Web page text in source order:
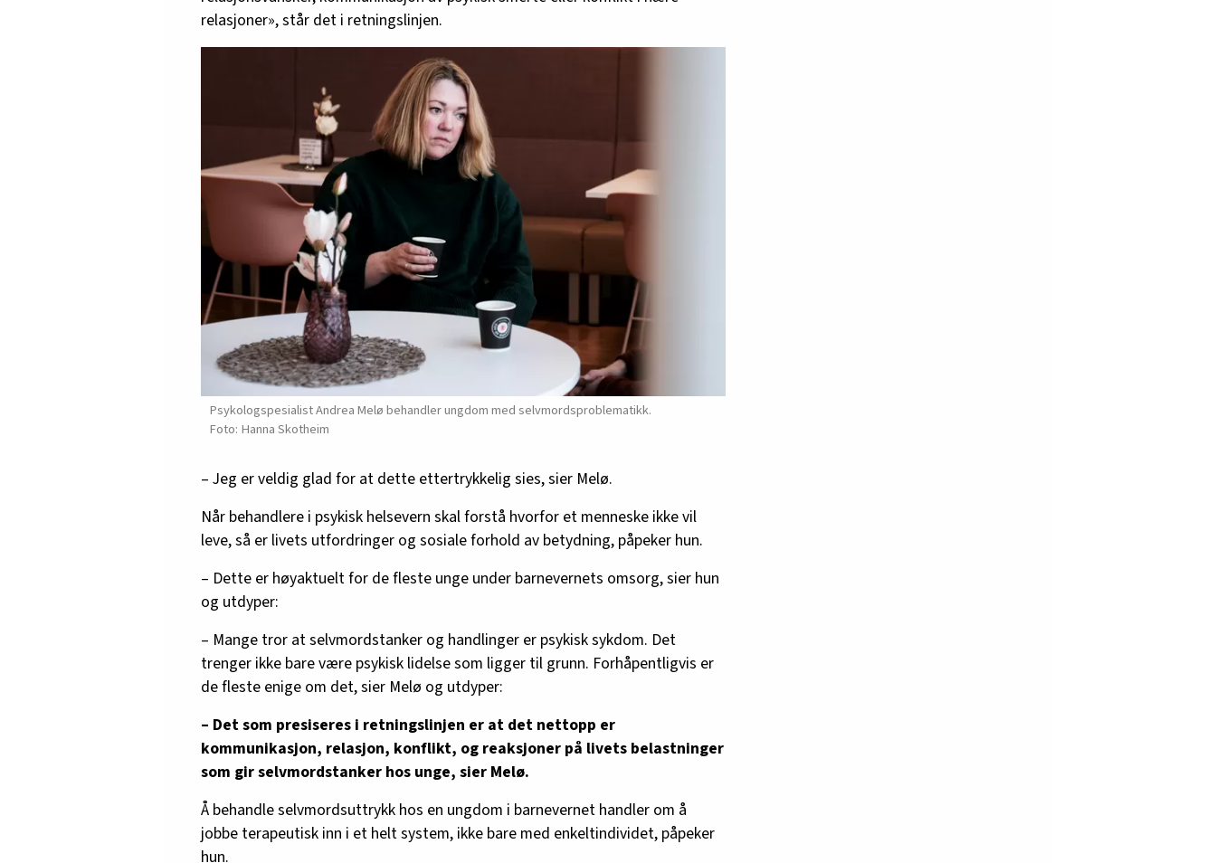
relasjoner», står det i retningslinjen.
Psykologspesialist Andrea Melø behandler ungdom med selvmordsproblematikk.
Hanna Skotheim
– Jeg er veldig glad for at dette ettertrykkelig sies, sier Melø.
Når behandlere i psykisk helsevern skal forstå hvorfor et menneske ikke vil
leve, så er livets utfordringer og sosiale forhold av betydning, påpeker hun.
– Dette er høyaktuelt for de fleste unge under barnevernets omsorg, sier hun
og utdyper:
– Mange tror at selvmordstanker og handlinger er psykisk sykdom. Det
trenger ikke bare være psykisk lidelse som ligger til grunn. Forhåpentligvis er
de fleste enige om det, sier Melø og utdyper:
– Det som presiseres i retningslinjen er at det nettopp er
kommunikasjon, relasjon, konflikt, og reaksjoner på livets belastninger
som gir selvmordstanker hos unge, sier Melø.
Å behandle selvmordsuttrykk hos en ungdom i barnevernet handler om å
jobbe terapeutisk inn i et helt system, ikke bare med enkeltindividet, påpeker
hun.